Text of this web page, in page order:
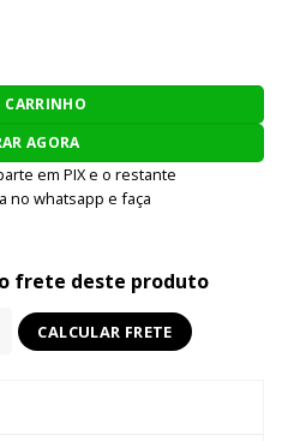
ACC WAX STRING
AGORA
em PIX e o restante
no whatsapp e faça
frete deste produto